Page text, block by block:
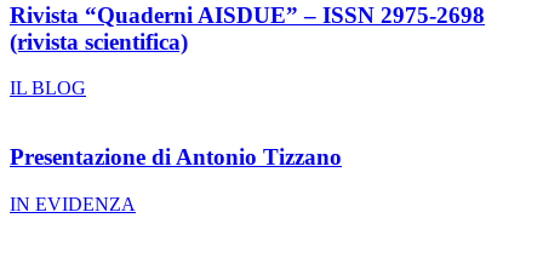
Rivista “Quaderni AISDUE” – ISSN 2975-2698
(rivista scientifica)
IL BLOG
Presentazione di Antonio Tizzano
IN EVIDENZA